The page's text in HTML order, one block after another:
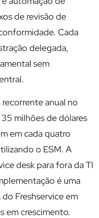
de revisão de
Cada
delegada,
sem
anual no
milhões de dólares
em cada quatro
o ESM. A
desk para fora da TI
é uma
Freshservice em
em crescimento.